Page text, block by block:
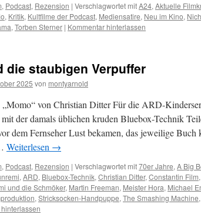
, Podcast, Rezension | Verschlagwortet mitA24, Aktuelle
, Kritik, Kultfilme der Podcast, Mediensatire, Neu im Kino,
, Torben Sterner | Kommentar hinterlassen
die staubigen Verpuffer
2025 von montyarnold
von Christian Ditter Für die ARD-
der damals üblichen kruden Bluebox-Technik
dem Fernseher Lust bekamen, das jeweilige Buch
Weiterlesen →
, Podcast, Rezension | Verschlagwortet mit70er Jahre, A Big
, ARD, Bluebox-Technik, Christian Ditter, Constantin Film,
und die Schmöker, Martin Freeman, Meister Hora, Michael
, Stricksocken-Handpuppe, The Smashing Machine,